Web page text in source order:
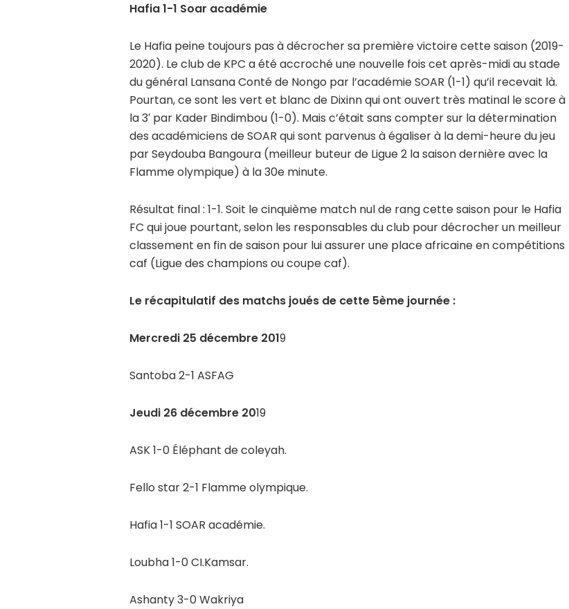
Hafia 1-1 Soar académie
Le Hafia peine toujours pas à décrocher sa première victoire cette saison (2019-
2020). Le club de KPC a été accroché une nouvelle fois cet après-midi au stade
du général Lansana Conté de Nongo par l’académie SOAR (1-1) qu’il recevait là.
Pourtan, ce sont les vert et blanc de Dixinn qui ont ouvert très matinal le score à
la 3′ par Kader Bindimbou (1-0). Mais c’était sans compter sur la détermination
des académiciens de SOAR qui sont parvenus à égaliser à la demi-heure du jeu
par Seydouba Bangoura (meilleur buteur de Ligue 2 la saison dernière avec la
Flamme olympique) à la 30e minute.
Résultat final : 1-1. Soit le cinquième match nul de rang cette saison pour le Hafia
FC qui joue pourtant, selon les responsables du club pour décrocher un meilleur
classement en fin de saison pour lui assurer une place africaine en compétitions
caf (Ligue des champions ou coupe caf).
Le récapitulatif des matchs joués de cette 5ème journée :
Mercredi 25 décembre 2019
Santoba 2-1 ASFAG
Jeudi 26 décembre 2019
ASK 1-0 Éléphant de coleyah.
Fello star 2-1 Flamme olympique.
Hafia 1-1 SOAR académie.
Loubha 1-0 CI.Kamsar.
Ashanty 3-0 Wakriya